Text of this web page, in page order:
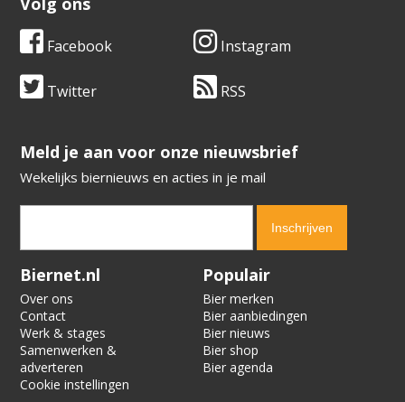
Facebook Instagram
Twitter RSS
​​​​​​​Meld je aan voor onze nieuwsbrief
Wekelijks biernieuws en acties in je mail
Verification code:
Biernet.nl
Over ons
Contact
Werk & stages
Samenwerken &
adverteren
Cookie instellingen
Populair
Bier merken
Bier aanbiedingen
Bier nieuws
Bier shop
Bier agenda